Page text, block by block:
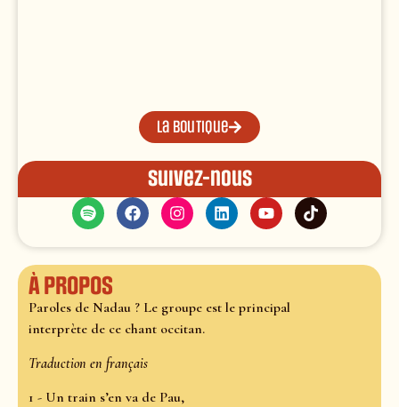
La boutique
Suivez-nous
À propos
Paroles de Nadau ? Le groupe est le principal
interprète de ce chant occitan.
Traduction en français
1 - Un train s’en va de Pau,